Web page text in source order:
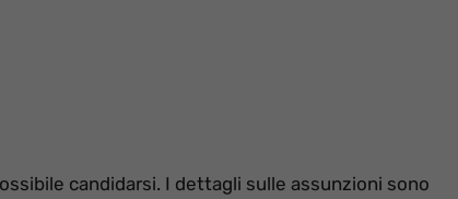
candidarsi. I dettagli sulle assunzioni sono